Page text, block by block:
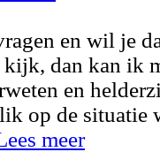
en wil je
kijk, dan kan ik
en
op de situatie
meer